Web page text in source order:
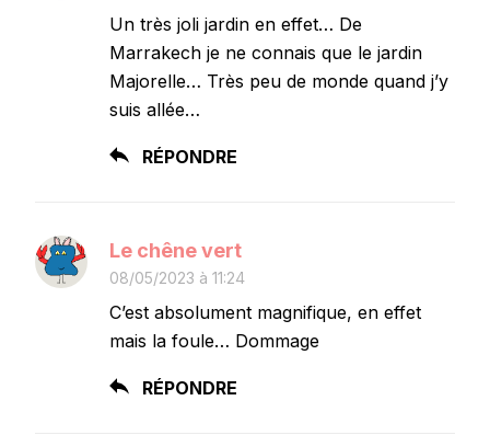
Un très joli jardin en effet… De
Marrakech je ne connais que le jardin
Majorelle… Très peu de monde quand j’y
suis allée…
RÉPONDRE
Le chêne vert
08/05/2023 à 11:24
C’est absolument magnifique, en effet
mais la foule… Dommage
RÉPONDRE